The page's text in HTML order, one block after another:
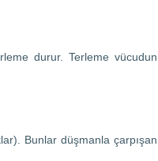
durur. Terleme vücudun
Bunlar düşmanla çarpışan